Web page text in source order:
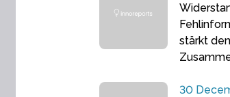
stärkt
30